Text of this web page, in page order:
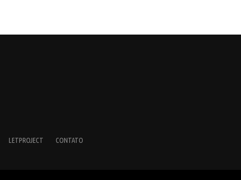
LETPROJECT CONTATO